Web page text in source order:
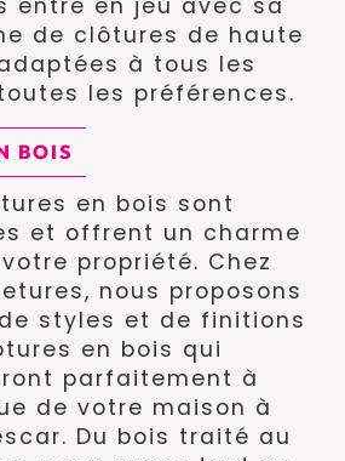
entre en jeu avec sa
de clôtures de haute
à tous les
les préférences.
BOIS
en bois sont
et offrent un charme
propriété. Chez
nous proposons
styles et de finitions
en bois qui
parfaitement à
de votre maison à
Du bois traité au